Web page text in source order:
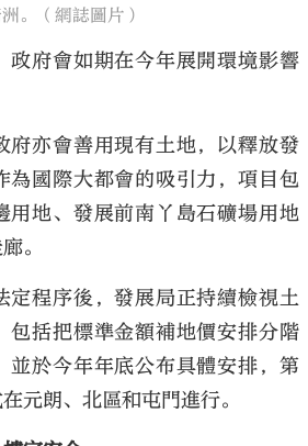
。（網誌圖片）
政府會如期在今年展開環境影響
府亦會善用現有土地，以釋放發
為國際大都會的吸引力，項目包
用地、發展前南丫島石礦場用地
。
定程序後，發展局正持續檢視土
包括把標準金額補地價安排分階
並於今年年底公布具體安排，第
元朗、北區和屯門進行。